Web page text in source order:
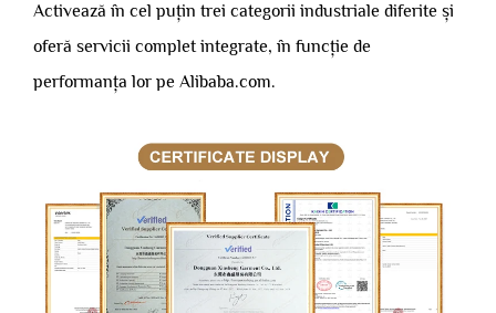
Activează în cel puțin trei categorii industriale diferite și
oferă servicii complet integrate, în funcție de
performanța lor pe Alibaba.com.